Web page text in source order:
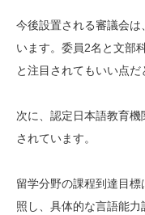
今後設置される審議会
います。委員2名と文部
と注目されてもいい点だ
次に、認定日本語教育
されています。
留学分野の課程到達目
照し、具体的な言語能